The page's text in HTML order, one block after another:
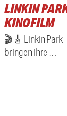
LINKIN
KINOFILM
🎬🎸 Linkin Park
bringen ihre …